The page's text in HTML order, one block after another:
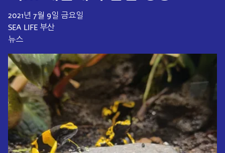
2021년 7월 9일 금요일
SEA LIFE 부산
뉴스